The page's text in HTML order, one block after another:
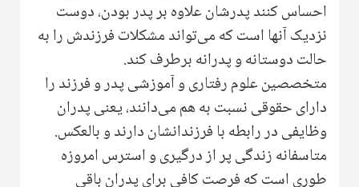
احساس کنند پدرشان علاوه بر پدر بودن، دوست
نزدیک آنها است که می‌تواند مشکلات فرزندش را به
حالت دوستانه و پدرانه برطرف کند.
متخصصین علوم رفتاری و آموزشی پدر و فرزند را
دارای حقوقی نسبت به هم می‌دانند، یعنی پدران
وظایفی در رابطه با فرزندانشان دارند و بالعکس.
متاسفانه زندگی پر از درگیری و استرس امروزه
طوری است که فرصت کافی برای پدران باقی